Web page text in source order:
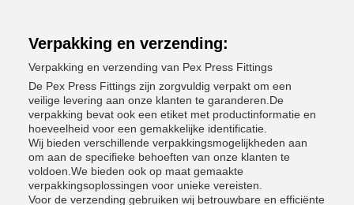
Verpakking en verzending:
Verpakking en verzending van Pex Press Fittings
De Pex Press Fittings zijn zorgvuldig verpakt om een
veilige levering aan onze klanten te garanderen.De
verpakking bevat ook een etiket met productinformatie en
hoeveelheid voor een gemakkelijke identificatie.
Wij bieden verschillende verpakkingsmogelijkheden aan
om aan de specifieke behoeften van onze klanten te
voldoen.We bieden ook op maat gemaakte
verpakkingsoplossingen voor unieke vereisten.
Voor de verzending gebruiken wij betrouwbare en efficiënte